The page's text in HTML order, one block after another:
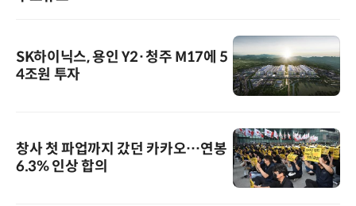
SK하이닉스, 용인 Y2·청주 M17에 5
4조원 투자
창사 첫 파업까지 갔던 카카오…연봉
6.3% 인상 합의